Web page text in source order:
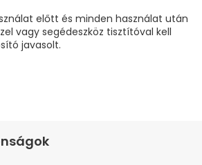
előtt és minden használat után
vagy segédeszköz tisztítóval kell
javasolt.